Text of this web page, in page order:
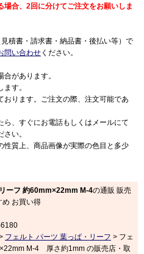
合、2回に分けてご注文をお願いしま
積書・請求書・納品書・後払い等）で
問い合わせ ください。
があります。
す。
ります。ご注文の際、注文可能であ
、すぐにお電話もしくはメールにて
い。
質上、商品画像が実際の色目と多少
ーフ 約60mm×22mm M-4の通販 販売
め お買い得
フェルト パーツ 葉っぱ・リーフ > フェ
M-4 厚さ約1mm の販売店・取